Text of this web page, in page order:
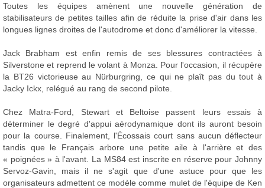
Toutes les équipes amènent une nouvelle génération de
stabilisateurs de petites tailles afin de réduite la prise d'air dans les
longues lignes droites de l'autodrome et donc d'améliorer la vitesse.
Jack Brabham est enfin remis de ses blessures contractées à
Silverstone et reprend le volant à Monza. Pour l'occasion, il récupère
la BT26 victorieuse au Nürburgring, ce qui ne plaît pas du tout à
Jacky Ickx, relégué au rang de second pilote.
Chez Matra-Ford, Stewart et Beltoise passent leurs essais à
déterminer le degré d'appui aérodynamique dont ils auront besoin
pour la course. Finalement, l'Écossais court sans aucun déflecteur
tandis que le Français arbore une petite aile à l'arrière et des
« poignées » à l'avant. La MS84 est inscrite en réserve pour Johnny
Servoz-Gavin, mais il ne s'agit que d'une astuce pour que les
organisateurs admettent ce modèle comme mulet de l'équipe de Ken